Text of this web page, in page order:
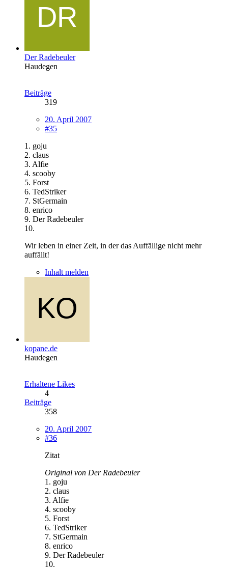
Der Radebeuler
Haudegen
Beiträge
319
20. April 2007
#35
1. goju
2. claus
3. Alfie
4. scooby
5. Forst
6. TedStriker
7. StGermain
8. enrico
9. Der Radebeuler
10.
Wir leben in einer Zeit, in der das Auffällige nicht mehr
auffällt!
Inhalt melden
kopane.de
Haudegen
Erhaltene Likes
4
Beiträge
358
20. April 2007
#36
Zitat
Original von Der Radebeuler
1. goju
2. claus
3. Alfie
4. scooby
5. Forst
6. TedStriker
7. StGermain
8. enrico
9. Der Radebeuler
10.